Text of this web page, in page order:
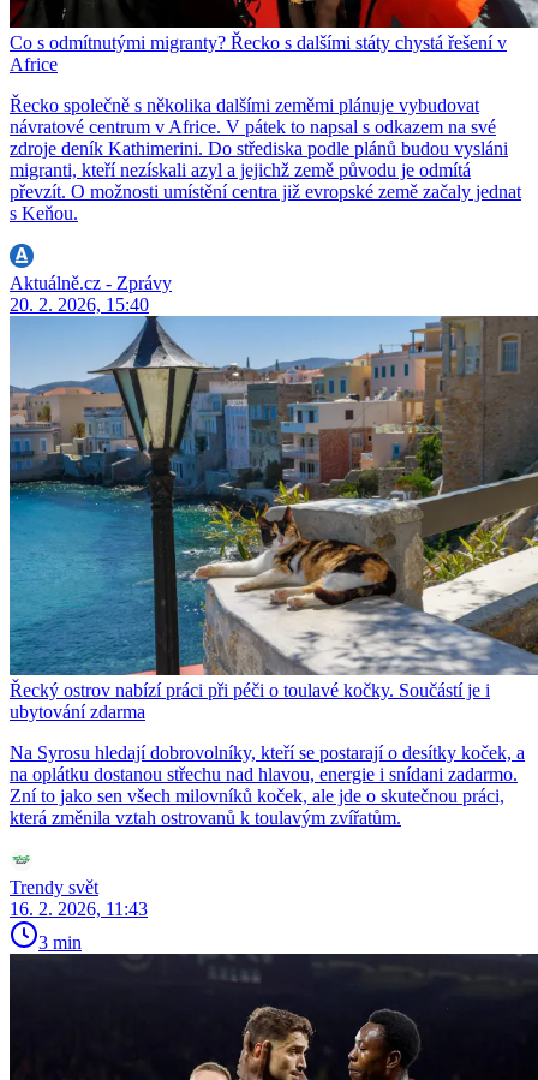
Co s odmítnutými migranty? Řecko s dalšími státy chystá řešení v
Africe
Řecko společně s několika dalšími zeměmi plánuje vybudovat
návratové centrum v Africe. V pátek to napsal s odkazem na své
zdroje deník Kathimerini. Do střediska podle plánů budou vysláni
migranti, kteří nezískali azyl a jejichž země původu je odmítá
převzít. O možnosti umístění centra již evropské země začaly jednat
s Keňou.
Aktuálně.cz - Zprávy
20. 2. 2026, 15:40
Řecký ostrov nabízí práci při péči o toulavé kočky. Součástí je i
ubytování zdarma
Na Syrosu hledají dobrovolníky, kteří se postarají o desítky koček, a
na oplátku dostanou střechu nad hlavou, energie i snídani zadarmo.
Zní to jako sen všech milovníků koček, ale jde o skutečnou práci,
která změnila vztah ostrovanů k toulavým zvířatům.
Trendy svět
16. 2. 2026, 11:43
3 min